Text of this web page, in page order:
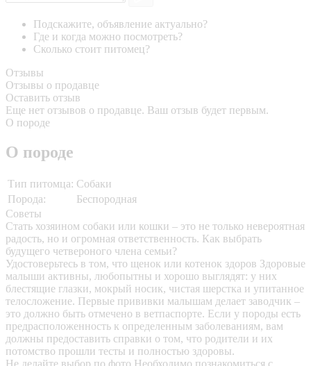
Подскажите, объявление актуально?
Где и когда можно посмотреть?
Сколько стоит питомец?
Отзывы
Отзывы о продавце
Оставить отзыв
Еще нет отзывов о продавце. Ваш отзыв будет первым.
О породе
О породе
Тип питомца: Собаки
Порода:
Беспородная
Советы
Стать хозяином собаки или кошки – это не только невероятная
радость, но и огромная ответственность. Как выбрать
будущего четвероного члена семьи?
Удостоверьтесь в том, что щенок или котенок здоров Здоровые
малыши активны, любопытны и хорошо выглядят: у них
блестящие глазки, мокрый носик, чистая шерстка и упитанное
телосложение. Первые прививки малышам делает заводчик –
это должно быть отмечено в ветпаспорте. Если у породы есть
предрасположенность к определенным заболеваниям, вам
должны предоставить справки о том, что родители и их
потомство прошли тесты и полностью здоровы.